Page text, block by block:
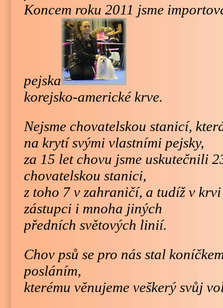
Koncem roku 2011 jsme
pejska
korejsko-americké krve.
Nejsme chovatelskou stanicí,
na krytí svými vlastními pejsky,
za 15 let chovu jsme uskutečnili
chovatelskou stanici,
z toho 7 v zahraničí, a tudíž v
zástupci i mnoha jiných
předních světových linií.
Chov psů se pro nás stal
posláním,
kterému věnujeme veškerý svůj